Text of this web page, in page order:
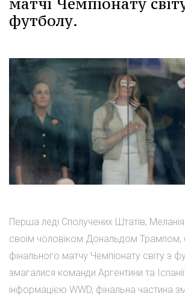
футболу.
Перша леді Сполучених Штатів,
своїм чоловіком Дональдом Трампом,
фінального матчу Чемпіонату світу з
змагалися команди Аргентини та
інформацією WWD, фінальна частина